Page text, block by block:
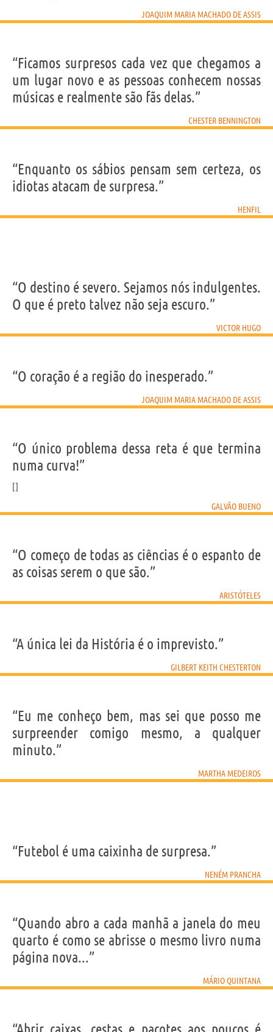
JOAQUIM MARIA MACHADO DE ASSIS
“Ficamos surpresos cada vez que chegamos a
um lugar novo e as pessoas conhecem nossas
músicas e realmente são fãs delas.”
CHESTER BENNINGTON
“Enquanto os sábios pensam sem certeza, os
idiotas atacam de surpresa.”
HENFIL
“O destino é severo. Sejamos nós indulgentes.
O que é preto talvez não seja escuro.”
VICTOR HUGO
“O coração é a região do inesperado.”
JOAQUIM MARIA MACHADO DE ASSIS
“O único problema dessa reta é que termina
numa curva!”
GALVÃO BUENO
“O começo de todas as ciências é o espanto de
as coisas serem o que são.”
ARISTÓTELES
“A única lei da História é o imprevisto.”
GILBERT KEITH CHESTERTON
“Eu me conheço bem, mas sei que posso me
surpreender comigo mesmo, a qualquer
minuto.”
MARTHA MEDEIROS
“Futebol é uma caixinha de surpresa.”
NENÉM PRANCHA
“Quando abro a cada manhã a janela do meu
quarto é como se abrisse o mesmo livro numa
página nova...”
MÁRIO QUINTANA